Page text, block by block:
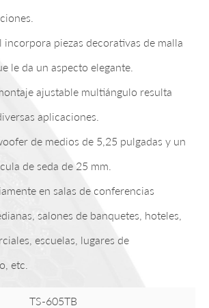
incorpora piezas decorativas de malla
le da un aspecto elegante.
ajustable multiángulo resulta
aplicaciones.
de medios de 5,25 pulgadas y un
de seda de 25 mm.
en salas de conferencias
salones de banquetes, hoteles,
escuelas, lugares de
etc.
TS-605TB